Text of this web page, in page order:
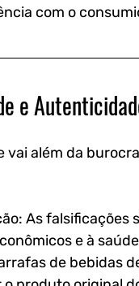
com o
e
vai além da
As
e à
de bebidas